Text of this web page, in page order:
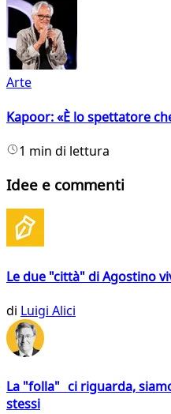
Arte
Kapoor: «È lo spettatore
1 min di lettura
Idee e commenti
Le due "città" di Agostino
di Luigi Alici
La "folla" ci riguarda,
stessi